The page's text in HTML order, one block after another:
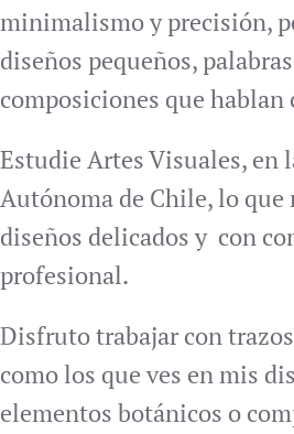
minimalismo y precisión,
diseños pequeños,
composiciones que hablan
Estudie Artes Visuales, en
Autónoma de Chile, lo que
diseños delicados y con
profesional.
Disfruto trabajar con
como los que ves en mis
elementos botánicos o